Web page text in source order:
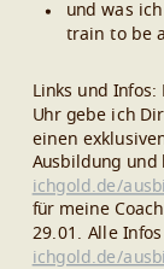
und was
train to be
Links und Infos:
Uhr gebe ich
einen
Ausbildung
ichgold.de/
für meine
29.01. Alle
ichgold.de/